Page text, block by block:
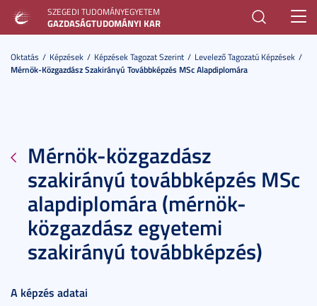
SZEGEDI TUDOMÁNYEGYETEM
GAZDASÁGTUDOMÁNYI KAR
Oktatás Képzések Képzések Tagozat Szerint
Levelező Tagozatú Képzések
Mérnök-Közgazdász Szakirányú Továbbképzés MSc Alapdiplomára
Mérnök-közgazdász
szakirányú továbbképzés MSc
alapdiplomára (mérnök-
közgazdász egyetemi
szakirányú továbbképzés)
A képzés adatai